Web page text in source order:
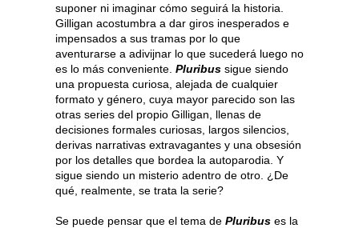
suponer ni imaginar cómo seguirá la historia.
Gilligan acostumbra a dar giros inesperados e
impensados a sus tramas por lo que
aventurarse a adivijnar lo que sucederá luego no
es lo más conveniente. Pluribus sigue siendo
una propuesta curiosa, alejada de cualquier
formato y género, cuya mayor parecido son las
otras series del propio Gilligan, llenas de
decisiones formales curiosas, largos silencios,
derivas narrativas extravagantes y una obsesión
por los detalles que bordea la autoparodia. Y
sigue siendo un misterio adentro de otro. ¿De
qué, realmente, se trata la serie?
Se puede pensar que el tema de Pluribus es la